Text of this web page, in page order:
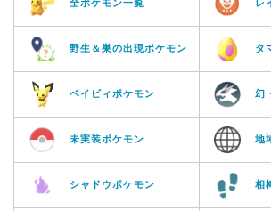
全ポケモン一覧 レ
野生＆巣の出現ポケモン タ
ベイビィポケモン 幻
未実装ポケモン 地
シャドウポケモン 相